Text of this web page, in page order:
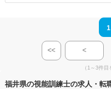
1
<< <
（1～3件目
福井県の視能訓練士の求人・転